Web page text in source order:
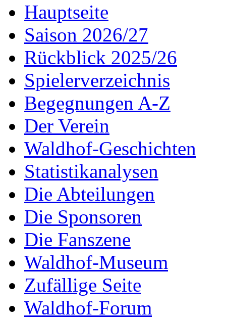
Hauptseite
Saison 2026/27
Rückblick 2025/26
Spielerverzeichnis
Begegnungen A-Z
Der Verein
Waldhof-Geschichten
Statistikanalysen
Die Abteilungen
Die Sponsoren
Die Fanszene
Waldhof-Museum
Zufällige Seite
Waldhof-Forum